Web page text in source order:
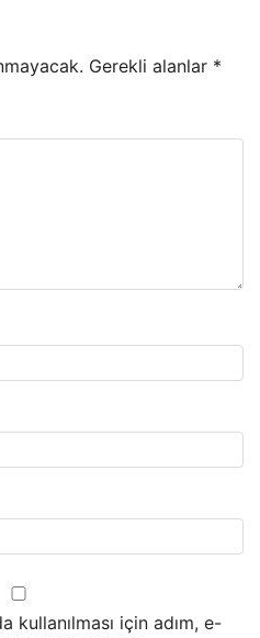
Gerekli alanlar *
kullanılması için adım, e-